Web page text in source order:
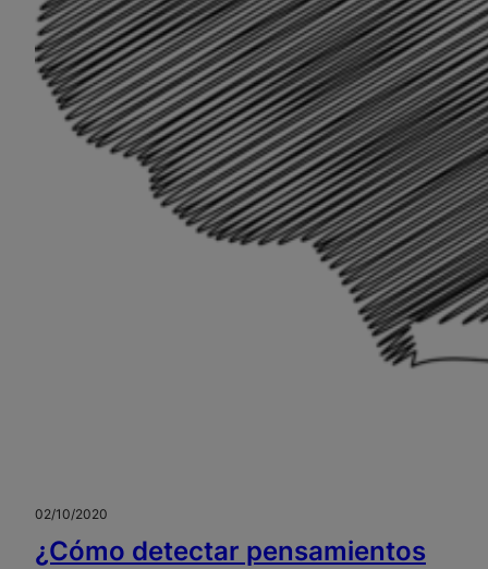
02/10/2020
¿Cómo detectar pensamientos